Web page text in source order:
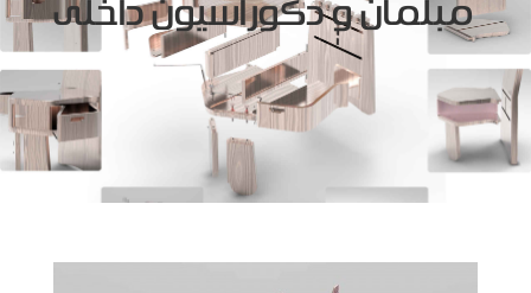
مبلمان و دکوراسیون داخلی